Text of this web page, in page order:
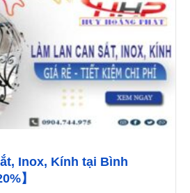
Inox, Kính tại Bình
】